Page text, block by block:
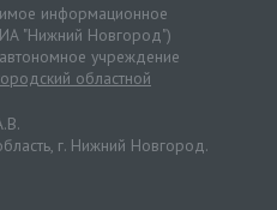
информационное
"Нижний Новгород")
учреждение
областной
г. Нижний Новгород.